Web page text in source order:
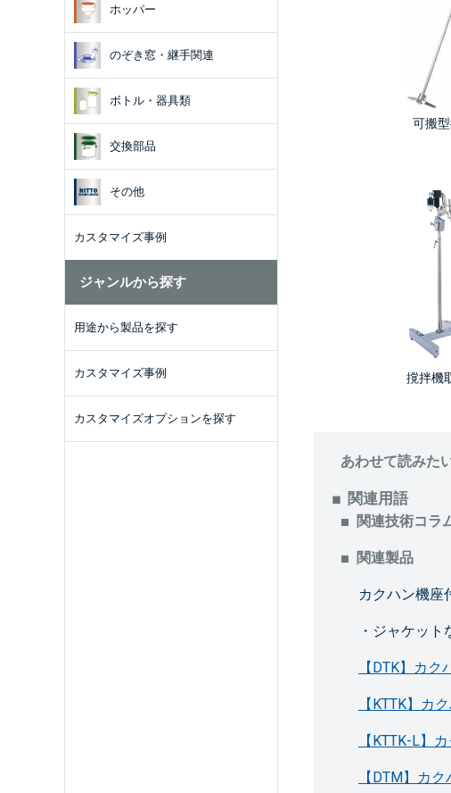
ホッパー
のぞき窓・継手関連
ボトル・器具類
交換部品
その他
カスタマイズ事例
ジャンルから探す
用途から製品を探す
カスタマイズ事例
カスタマイズオプションを探す
可搬
撹拌機
あわせて読みた
関連用語
関連技術コラ
関連製品
カクハン機座
・ジャケット
【DTK】カ
【KTTK】カ
【KTTK-L】
【DTM】カ